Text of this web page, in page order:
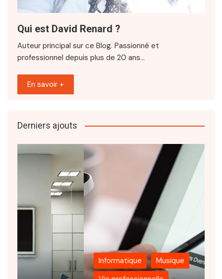
Qui est David Renard ?
Auteur principal sur ce Blog. Passionné et
professionnel depuis plus de 20 ans…
En savoir +
Derniers ajouts
Informatique
Musique